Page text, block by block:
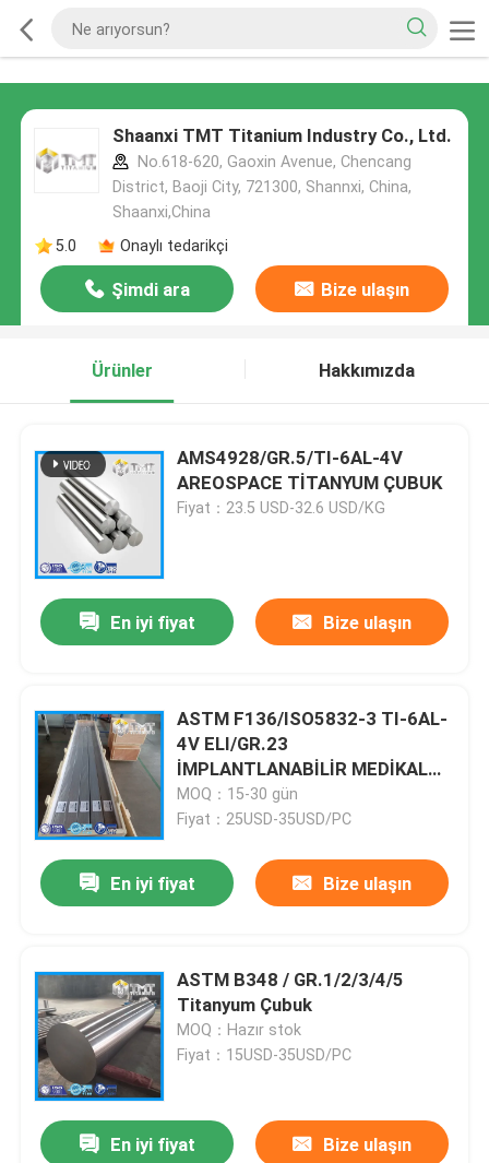
Shaanxi TMT Titanium Industry Co., Ltd.
No.618-620, Gaoxin Avenue, Chencang
District, Baoji City, 721300, Shannxi, China,
Shaanxi,China
5.0
Onaylı tedarikçi
Şimdi ara Bize ulaşın
Ürünler Hakkımızda
AMS4928/GR.5/TI-6AL-4V
AREOSPACE TİTANYUM ÇUBUK
Fiyat：23.5 USD-32.6 USD/KG
En iyi fiyat Bize ulaşın
ASTM F136/ISO5832-3 TI-6AL-
4V ELI/GR.23
İMPLANTLANABİLİR MEDİKAL
BAR
MOQ：15-30 gün
Fiyat：25USD-35USD/PC
En iyi fiyat Bize ulaşın
ASTM B348 / GR.1/2/3/4/5
Titanyum Çubuk
MOQ：Hazır stok
Fiyat：15USD-35USD/PC
En iyi fiyat Bize ulaşın